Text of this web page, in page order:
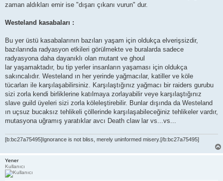
zaman aldıkları emir ise "dışarı çıkanı vurun" dur.
Westeland kasabaları :
Bu yer üstü kasabalarının bazıları yaşam için oldukça elverişsizdir,
bazılarında radyasyon etkileri görülmekte ve buralarda sadece
radyasyona daha dayanıklı olan mutant ve ghoul
lar yaşamaktadır, bu tip yerler insanların yaşaması için oldukça
sakıncalıdır. Westeland ın her yerinde yağmacılar, katiller ve köle
tücarları ile karşılaşabilirsiniz. Karşılaştığınız yağmacı bir raiders gurubu
sizi zorla kendi birliklerine katılmaya zorlayabilir veye karşılaştığınız
slave guild üyeleri sizi zorla köleleştirebilir. Bunlar dışında da Westeland
ın uçsuz bucaksız tehlikeli çöllerinde karşılaşabileceğiniz tehlikeler vardır,
mutasyona uğramış yaratıklar avcı Death claw lar vs...vs...
[b:bc27a75495]Ignorance is not bliss, merely uninformed misery.[/b:bc27a75495]
Yener
Kullanıcı